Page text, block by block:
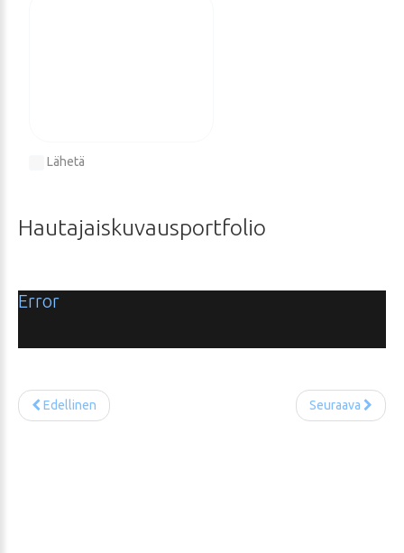
Lähetä
Hautajaiskuvausportfolio
Error
Edellinen Seuraava